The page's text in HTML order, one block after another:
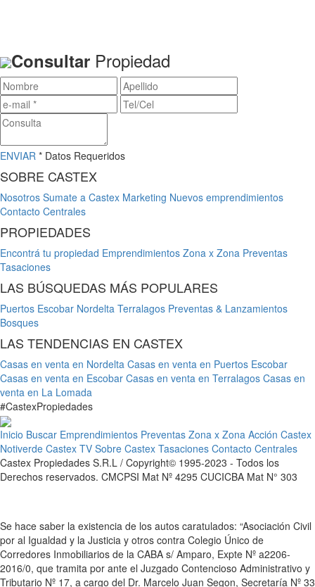
Consultar Propiedad
ENVIAR * Datos Requeridos
SOBRE CASTEX
Nosotros Sumate a Castex Marketing Nuevos emprendimientos
Contacto Centrales
PROPIEDADES
Encontrá tu propiedad Emprendimientos Zona x Zona Preventas
Tasaciones
LAS BÚSQUEDAS MÁS POPULARES
Puertos Escobar Nordelta Terralagos Preventas & Lanzamientos
Bosques
LAS TENDENCIAS EN CASTEX
Casas en venta en Nordelta Casas en venta en Puertos Escobar
Casas en venta en Escobar Casas en venta en Terralagos Casas en
venta en La Lomada
#CastexPropiedades
Inicio Buscar Emprendimientos Preventas Zona x Zona Acción Castex
Notiverde Castex TV Sobre Castex Tasaciones Contacto Centrales
Castex Propiedades S.R.L / Copyright© 1995-2023 - Todos los
Derechos reservados. CMCPSI Mat Nº 4295 CUCICBA Mat N° 303
Se hace saber la existencia de los autos caratulados: “Asociación Civil
por al Igualdad y la Justicia y otros contra Colegio Único de
Corredores Inmobiliarios de la CABA s/ Amparo, Expte Nº a2206-
2016/0, que tramita por ante el Juzgado Contencioso Administrativo y
Tributario Nº 17, a cargo del Dr. Marcelo Juan Segon, Secretaría Nº 33